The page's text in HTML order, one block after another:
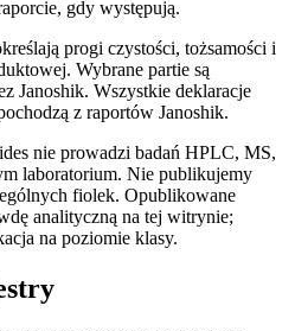
gdy występują.
progi czystości, tożsamości i
Wybrane partie są
Janoshik. Wszystkie deklaracje
z raportów Janoshik.
nie prowadzi badań HPLC, MS,
laboratorium. Nie publikujemy
fiolek. Opublikowane
analityczną na tej witrynie;
na poziomie klasy.